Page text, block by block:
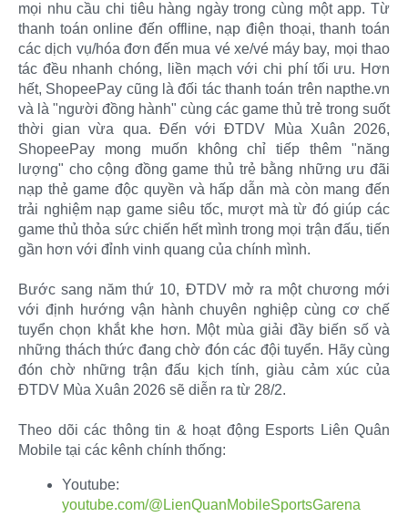
mọi nhu cầu chi tiêu hàng ngày trong cùng một app. Từ
thanh toán online đến offline, nạp điện thoại, thanh toán
các dịch vụ/hóa đơn đến mua vé xe/vé máy bay, mọi thao
tác đều nhanh chóng, liền mạch với chi phí tối ưu. Hơn
hết, ShopeePay cũng là đối tác thanh toán trên napthe.vn
và là "người đồng hành" cùng các game thủ trẻ trong suốt
thời gian vừa qua. Đến với ĐTDV Mùa Xuân 2026,
ShopeePay mong muốn không chỉ tiếp thêm "năng
lượng" cho cộng đồng game thủ trẻ bằng những ưu đãi
nạp thẻ game độc quyền và hấp dẫn mà còn mang đến
trải nghiệm nạp game siêu tốc, mượt mà từ đó giúp các
game thủ thỏa sức chiến hết mình trong mọi trận đấu, tiến
gần hơn với đỉnh vinh quang của chính mình.
Bước sang năm thứ 10, ĐTDV mở ra một chương mới
với định hướng vận hành chuyên nghiệp cùng cơ chế
tuyển chọn khắt khe hơn. Một mùa giải đầy biến số và
những thách thức đang chờ đón các đội tuyển. Hãy cùng
đón chờ những trận đấu kịch tính, giàu cảm xúc của
ĐTDV Mùa Xuân 2026 sẽ diễn ra từ 28/2.
Theo dõi các thông tin & hoạt động Esports Liên Quân
Mobile tại các kênh chính thống:​
Youtube:
youtube.com/@LienQuanMobileSportsGarena